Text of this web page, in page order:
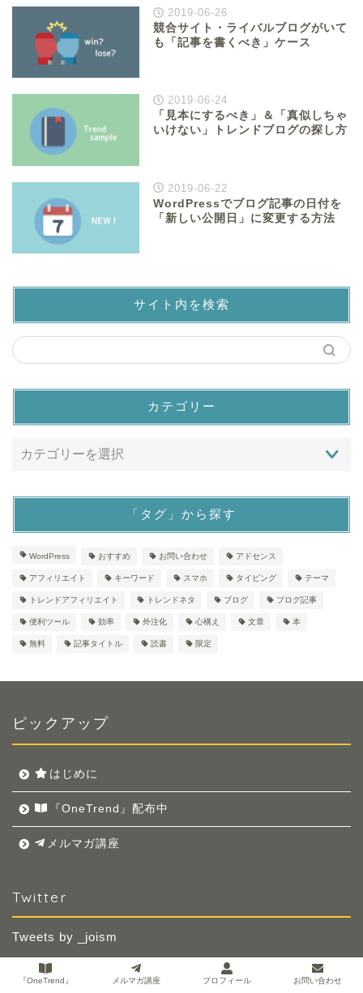
2019-06-26
競合サイト・ライバルブログがいて
も「記事を書くべき」ケース
2019-06-24
「見本にするべき」＆「真似しちゃ
いけない」トレンドブログの探し方
2019-06-22
WordPressでブログ記事の日付を
「新しい公開日」に変更する方法
サイト内を検索
カテゴリー
「タグ」から探す
WordPress おすすめ お問い合わせ アドセンス
アフィリエイト キーワード スマホ タイピング テーマ
トレンドアフィリエイト トレンドネタ ブログ ブログ記事
便利ツール 効率 外注化 心構え 文章 本
無料 記事タイトル 読書 限定
ピックアップ
はじめに
『OneTrend』配布中
メルマガ講座
Twitter
Tweets by _joism
ピックアップ
『OneTrend』 メルマガ講座 プロフィール お問い合わせ